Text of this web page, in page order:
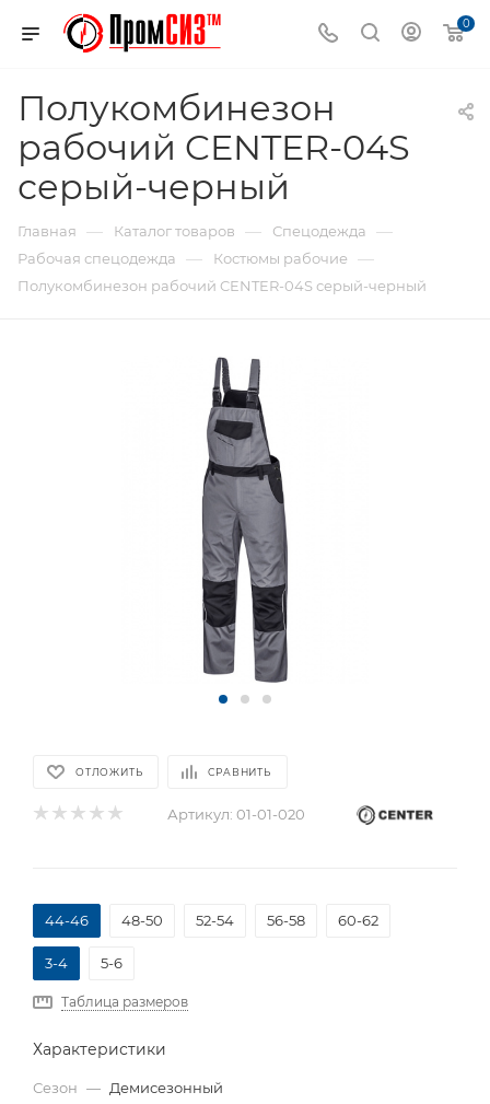
0
Полукомбинезон
рабочий CENTER-04S
серый-черный
Главная — Каталог товаров — Спецодежда —
Рабочая спецодежда — Костюмы рабочие —
Полукомбинезон рабочий CENTER-04S серый-черный
ОТЛОЖИТЬ СРАВНИТЬ
Артикул: 01-01-020
44-46 48-50 52-54 56-58 60-62
3-4 5-6
Таблица размеров
Характеристики
Сезон — Демисезонный